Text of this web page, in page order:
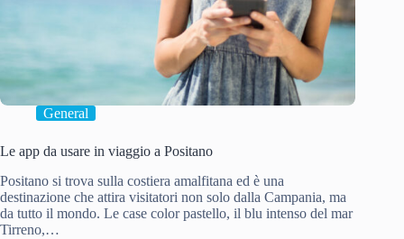
General
Le app da usare in viaggio a Positano
Positano si trova sulla costiera amalfitana ed è una
destinazione che attira visitatori non solo dalla Campania, ma
da tutto il mondo. Le case color pastello, il blu intenso del mar
Tirreno,…